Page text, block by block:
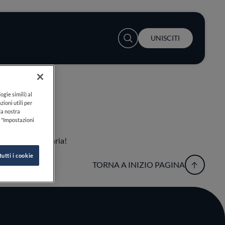
User account menu
UNISCITI
culinaria!
TORNA A INIZIO PAGINA
simili) al
utili per
nostra
i cookie